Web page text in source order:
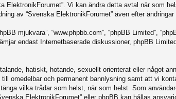
ElektronikForumet”. Vi kan ändra detta avtal när som
av “Svenska ElektronikForumet” även efter
mjukvara”, “www.phpbb.com”, “phpBB Limited”,
endast Internetbaserade diskussioner, phpBB
hatiskt, hotande, sexuellt orienterat eller något
omedelbar och permanent bannlysning samt att vi
vilka trådar som helst, när som helst. Som
ElektronikForumet” eller phpBB kan hållas